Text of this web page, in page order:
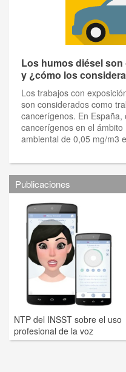
Los humos diésel
y ¿cómo los
Los trabajos con
son considerados como
cancerígenos. En
cancerígenos en el
ambiental de 0,05 mg/m3
Publicaciones
NTP del INSST sobre el uso
profesional de la voz